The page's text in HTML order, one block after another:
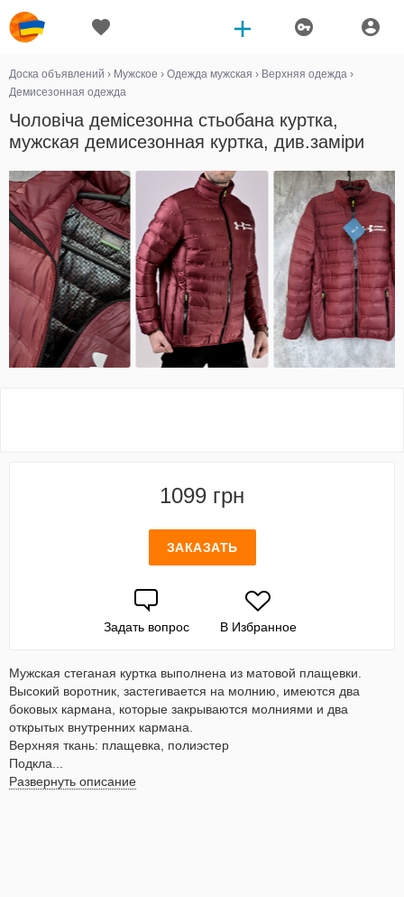
Доска объявлений › Мужское › Одежда мужская › Верхняя одежда ›
Демисезонная одежда
Чоловіча демісезонна стьобана куртка,
мужская демисезонная куртка, див.заміри
1099 грн
ЗАКАЗАТЬ
Задать вопрос В Избранное
Мужская стеганая куртка выполнена из матовой плащевки.
Высокий воротник, застегивается на молнию, имеются два
боковых кармана, которые закрываются молниями и два
открытых внутренних кармана.
Верхняя ткань: плащевка, полиэстер
Подкла...
Развернуть описание